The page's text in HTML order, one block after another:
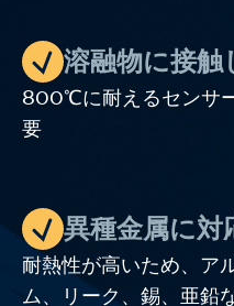
溶融物に接触
800℃に耐えるセンサ
要
異種金属に対
耐熱性が高いため、ア
ム、リーク、錫、亜鉛